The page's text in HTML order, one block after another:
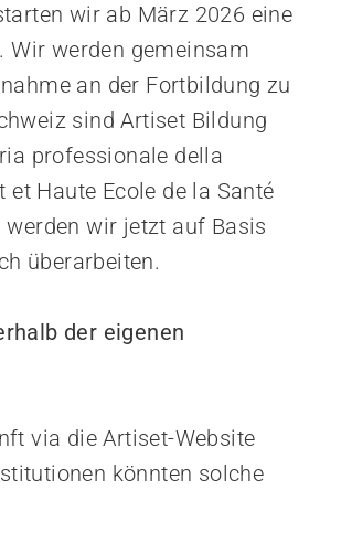
wir ab März 2026 eine
Wir werden gemeinsam
an der Fortbildung zu
sind Artiset Bildung
professionale della
Haute Ecole de la Santé
wir jetzt auf Basis
überarbeiten.
der eigenen
via die Artiset-Website
könnten solche